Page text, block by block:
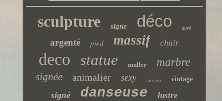
sculpture signe déco doré
argenté pied massif chair
deco statue muller marbre
signée animalier sexy ancien vintage
signé danseuse lustre